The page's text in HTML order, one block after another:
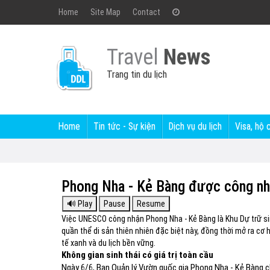
Home Site Map Contact
Travel News
Trang tin du lịch
Home Tin tức - Sự kiện Dịch vụ du lịch Visa, hộ
Phong Nha - Kẻ Bàng được công
Việc UNESCO công nhận Phong Nha - Kẻ Bàng là Khu Dự
quần thể di sản thiên nhiên đặc biệt này, đồng thời mở ra
tế xanh và du lịch bền vững.
Không gian sinh thái có giá trị toàn cầu
Ngày 6/6, Ban Quản lý Vườn quốc gia Phong Nha - Kẻ